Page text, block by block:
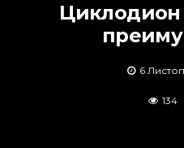
Циклодион
6
134